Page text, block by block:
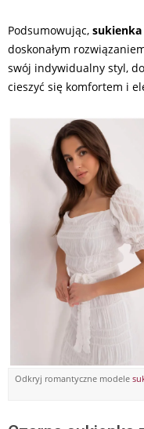
Podsumowując,
doskonałym
swój indywidualny styl,
cieszyć się komfortem i
Odkryj romantyczne modele